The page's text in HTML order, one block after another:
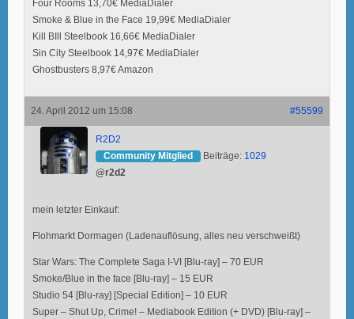
Four Rooms 13,70€ MediaDialer
Smoke & Blue in the Face 19,99€ MediaDialer
Kill BIll Steelbook 16,66€ MediaDialer
Sin City Steelbook 14,97€ MediaDialer
Ghostbusters 8,97€ Amazon
24. April 2012 um 15:08 #55599
R2D2
Community Mitglied
Beiträge: 1029
@r2d2
mein letzter Einkauf:
Flohmarkt Dormagen (Ladenauflösung, alles neu verschweißt)
Star Wars: The Complete Saga I-VI [Blu-ray] – 70 EUR
Smoke/Blue in the face [Blu-ray] – 15 EUR
Studio 54 [Blu-ray] [Special Edition] – 10 EUR
Super – Shut Up, Crime! – Mediabook Edition (+ DVD) [Blu-ray] –